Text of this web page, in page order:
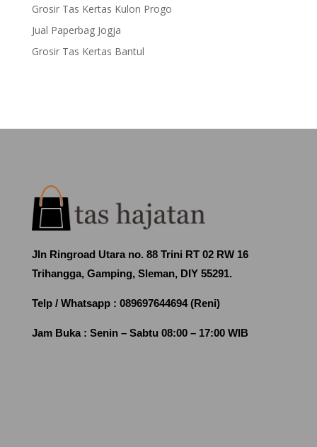
Grosir Tas Kertas Kulon Progo
Jual Paperbag Jogja
Grosir Tas Kertas Bantul
Jln Ringroad Utara no. 88 Trini RT 02 RW 16
Trihangga, Gamping, Sleman, DIY 55291.
Telp / Whatsapp : 089697644694 (Reni)
Jam Buka : Senin – Sabtu 08:00 – 17:00 WIB